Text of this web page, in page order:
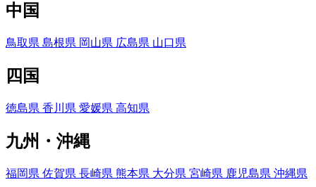
中国
鳥取県 島根県 岡山県 広島県 山口県
四国
徳島県 香川県 愛媛県 高知県
九州・沖縄
福岡県 佐賀県 長崎県 熊本県 大分県 宮崎県 鹿児島県 沖縄県